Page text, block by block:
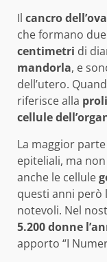
Il cancro
che formano
centimetri di
mandorla, e
dell’utero.
riferisce alla
cellule
La maggior
epiteliali, ma
anche le cellule
questi anni però
notevoli. Nel
5.200 donne
apporto “I